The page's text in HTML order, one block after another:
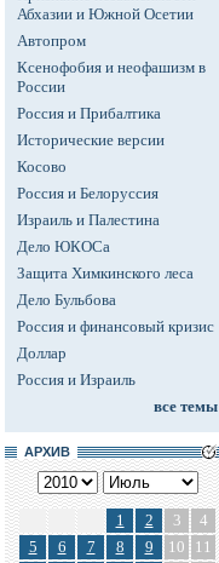
Абхазии и Южной Осетии
Автопром
Ксенофобия и неофашизм в
России
Россия и Прибалтика
Исторические версии
Косово
Россия и Белоруссия
Израиль и Палестина
Дело ЮКОСа
Защита Химкинского леса
Дело Бульбова
Россия и финансовый кризис
Доллар
Россия и Израиль
все темы
АРХИВ
1 2 3
4
5
6 7 8 9 10
11